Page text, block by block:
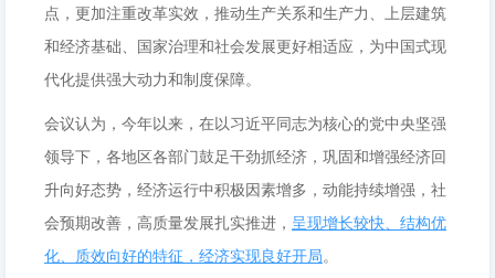
点，更加注重改革实效，推动生产关系和生产力、上层建筑
和经济基础、国家治理和社会发展更好相适应，为中国式现
代化提供强大动力和制度保障。
会议认为，今年以来，在以习近平同志为核心的党中央坚强
领导下，各地区各部门鼓足干劲抓经济，巩固和增强经济回
升向好态势，经济运行中积极因素增多，动能持续增强，社
会预期改善，高质量发展扎实推进， 呈现增长较快、结构优
化、质效向好的特征，经济实现良好开局。